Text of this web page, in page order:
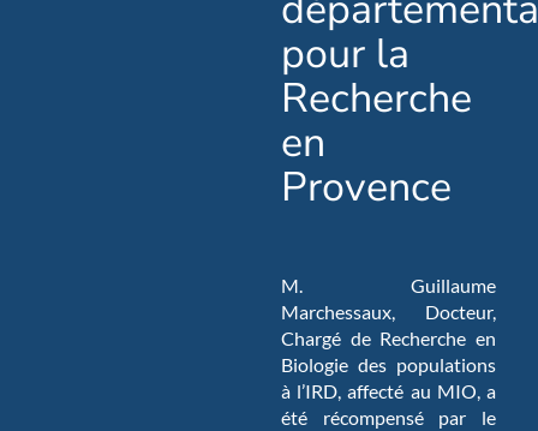
pour la
Recherche
en
Provence
M. Guillaume
Marchessaux, Docteur,
Chargé de Recherche en
Biologie des populations
à l’IRD, affecté au MIO, a
été récompensé par le